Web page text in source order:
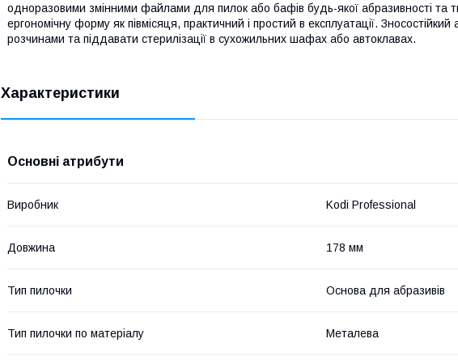
одноразовими змінними файлами для пилок або бафів будь-якої абразивності та
ергономічну форму як півмісяця, практичний і простий в експлуатації.
розчинами та піддавати стерилізації в сухожильних шафах або автоклавах.
Характеристики
Основні атрибути
Виробник Kodi Professional
Довжина 178 мм
Тип пилочки Основа для абразивів
Тип пилочки по матеріалу Металева